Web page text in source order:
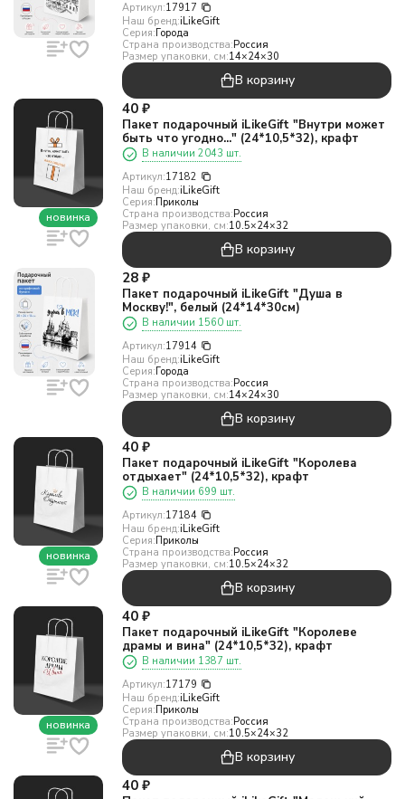
Артикул:17917
Наш бренд:iLikeGift
Серия:Города
Страна производства:Россия
Размер упаковки, см:14×24×30
В корзину
новинка
40 ₽
Пакет подарочный iLikeGift "Внутри может
быть что угодно..." (24*10,5*32), крафт
В наличии 2043 шт.
Артикул:17182
Наш бренд:iLikeGift
Серия:Приколы
Страна производства:Россия
Размер упаковки, см:10.5×24×32
В корзину
28 ₽
Пакет подарочный iLikeGift "Душа в
Москву!", белый (24*14*30см)
В наличии 1560 шт.
Артикул:17914
Наш бренд:iLikeGift
Серия:Города
Страна производства:Россия
Размер упаковки, см:14×24×30
В корзину
новинка
40 ₽
Пакет подарочный iLikeGift "Королева
отдыхает" (24*10,5*32), крафт
В наличии 699 шт.
Артикул:17184
Наш бренд:iLikeGift
Серия:Приколы
Страна производства:Россия
Размер упаковки, см:10.5×24×32
В корзину
новинка
40 ₽
Пакет подарочный iLikeGift "Королеве
драмы и вина" (24*10,5*32), крафт
В наличии 1387 шт.
Артикул:17179
Наш бренд:iLikeGift
Серия:Приколы
Страна производства:Россия
Размер упаковки, см:10.5×24×32
В корзину
40 ₽